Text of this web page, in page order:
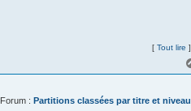
[ Tout lire ]
Forum : Partitions classées par titre et niveau